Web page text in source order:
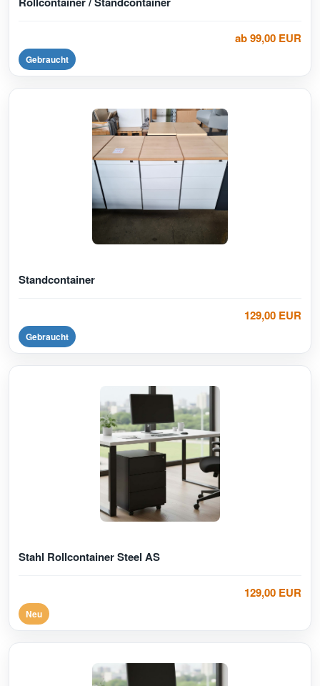
ab 99,00 EUR
Gebraucht
Standcontainer
129,00 EUR
Gebraucht
Stahl Rollcontainer Steel AS
129,00 EUR
Neu